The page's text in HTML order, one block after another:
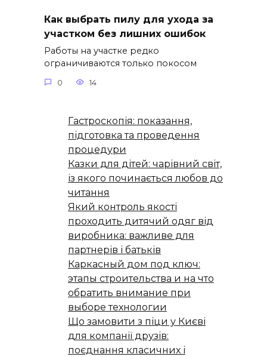
Как выбрать пилу для ухода за
участком без лишних ошибок
Работы на участке редко
ограничиваются только покосом
0 14
Гастроскопія: показання,
підготовка та проведення
процедури
Казки для дітей: чарівний світ,
із якого починається любов до
читання
Який контроль якості
проходить дитячий одяг від
виробника: важливе для
партнерів і батьків
Каркасный дом под ключ:
этапы строительства и на что
обратить внимание при
выборе технологии
Що замовити з піци у Києві
для компанії друзів:
поєднання класичних і